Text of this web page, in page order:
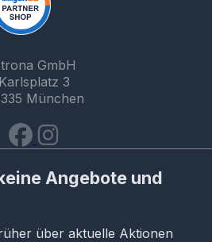
GmbH
Karlsplatz 3
München
Angebote und
über aktuelle Aktionen